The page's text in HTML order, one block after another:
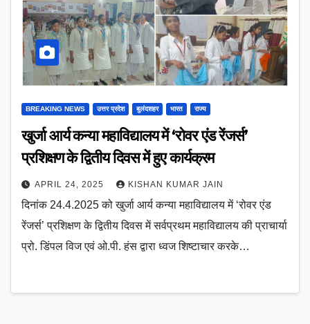
BREAKING NEWS उत्तर प्रदेश बुलंदशहर भारत राज्य
खुर्जा आर्य कन्या महाविद्यालय में ‘रोवर एंड रेंजर्स’
प्रशिक्षण के द्वितीय दिवस में हुए कार्यक्रम
APRIL 24, 2025 KISHAN KUMAR JAIN
दिनांक 24.4.2025 को खुर्जा आर्य कन्या महाविद्यालय में ‘रोवर एंड
रेंजर्स’ प्रशिक्षण के द्वितीय दिवस में सर्वप्रथम महाविद्यालय की प्राचार्या
प्रो. डिंपल विज एवं ओ.पी. हंस द्वारा ध्वज शिष्टाचार करके…